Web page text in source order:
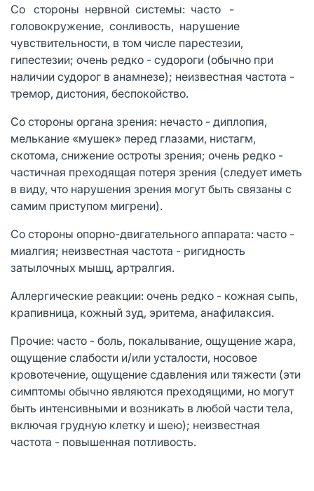
Со стороны нервной системы: часто -
головокружение, сонливость, нарушение
чувствительности, в том числе парестезии,
гипестезии; очень редко - судороги (обычно при
наличии судорог в анамнезе); неизвестная частота -
тремор, дистония, беспокойство.
Со стороны органа зрения: нечасто - диплопия,
мелькание «мушек» перед глазами, нистагм,
скотома, снижение остроты зрения; очень редко -
частичная преходящая потеря зрения (следует иметь
в виду, что нарушения зрения могут быть связаны с
самим приступом мигрени).
Со стороны опорно-двигательного аппарата: часто -
миалгия; неизвестная частота - ригидность
затылочных мышц, артралгия.
Аллергические реакции: очень редко - кожная сыпь,
крапивница, кожный зуд, эритема, анафилаксия.
Прочие: часто - боль, покалывание, ощущение жара,
ощущение слабости и/или усталости, носовое
кровотечение, ощущение сдавления или тяжести (эти
симптомы обычно являются преходящими, но могут
быть интенсивными и возникать в любой части тела,
включая грудную клетку и шею); неизвестная
частота - повышенная потливость.